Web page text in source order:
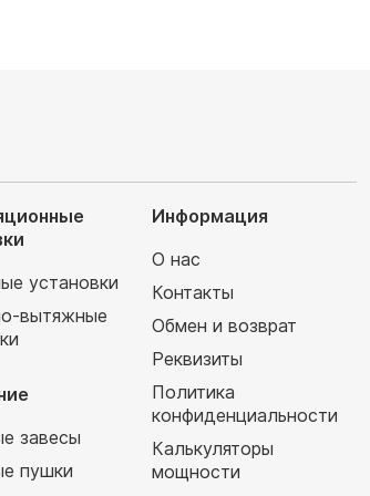
установки
вытяжные
завесы
пушки
Информация
О нас
Контакты
Обмен и возврат
Реквизиты
Политика
конфиденциальности
Калькуляторы
мощности